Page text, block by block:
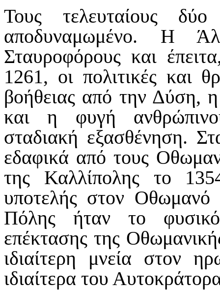
Τους τελευταίους
αποδυναμωμένο. Η
Σταυροφόρους και
1261, οι πολιτικές και
βοήθειας από την Δύση,
και η φυγή
σταδιακή εξασθένηση.
εδαφικά από τους
της Καλλίπολης το
υποτελής στον
Πόλης ήταν το
επέκτασης της
ιδιαίτερη μνεία στον
ιδιαίτερα του